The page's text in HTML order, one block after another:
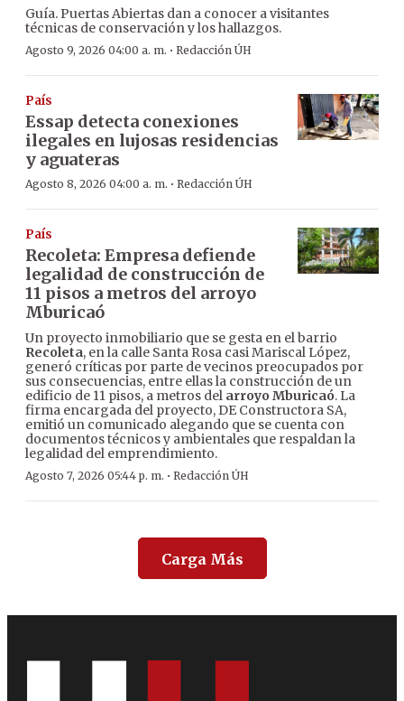
Guía. Puertas Abiertas dan a conocer a visitantes
técnicas de conservación y los hallazgos.
Agosto 9, 2026 04:00 a. m. · Redacción ÚH
País
Essap detecta conexiones
ilegales en lujosas residencias
y aguateras
Agosto 8, 2026 04:00 a. m. · Redacción ÚH
País
Recoleta: Empresa defiende
legalidad de construcción de
11 pisos a metros del arroyo
Mburicaó
Un proyecto inmobiliario que se gesta en el barrio
Recoleta, en la calle Santa Rosa casi Mariscal López,
generó críticas por parte de vecinos preocupados por
sus consecuencias, entre ellas la construcción de un
edificio de 11 pisos, a metros del arroyo Mburicaó. La
firma encargada del proyecto, DE Constructora SA,
emitió un comunicado alegando que se cuenta con
documentos técnicos y ambientales que respaldan la
legalidad del emprendimiento.
Agosto 7, 2026 05:44 p. m. · Redacción ÚH
Carga Más